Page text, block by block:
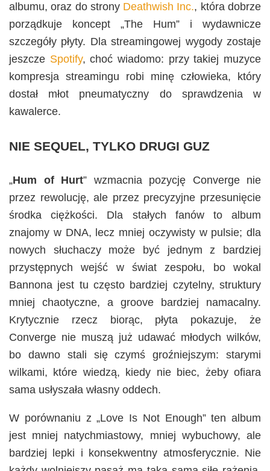
albumu, oraz do strony Deathwish Inc., która dobrze
porządkuje koncept „The Hum” i wydawnicze
szczegóły płyty. Dla streamingowej wygody zostaje
jeszcze Spotify, choć wiadomo: przy takiej muzyce
kompresja streamingu robi minę człowieka, który
dostał młot pneumatyczny do sprawdzenia w
kawalerce.
NIE SEQUEL, TYLKO DRUGI GUZ
„Hum of Hurt” wzmacnia pozycję Converge nie
przez rewolucję, ale przez precyzyjne przesunięcie
środka ciężkości. Dla stałych fanów to album
znajomy w DNA, lecz mniej oczywisty w pulsie; dla
nowych słuchaczy może być jednym z bardziej
przystępnych wejść w świat zespołu, bo wokal
Bannona jest tu często bardziej czytelny, struktury
mniej chaotyczne, a groove bardziej namacalny.
Krytycznie rzecz biorąc, płyta pokazuje, że
Converge nie muszą już udawać młodych wilków,
bo dawno stali się czymś groźniejszym: starymi
wilkami, które wiedzą, kiedy nie biec, żeby ofiara
sama usłyszała własny oddech.
W porównaniu z „Love Is Not Enough” ten album
jest mniej natychmiastowy, mniej wybuchowy, ale
bardziej lepki i konsekwentny atmosferycznie. Nie